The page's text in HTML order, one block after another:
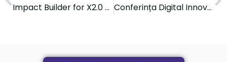
Impact Builder for X2.0 Driving deeptech growth project
Conferința Digital Innovation Zone 2024